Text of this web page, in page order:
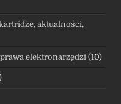
aktualności,
elektronarzędzi (10)